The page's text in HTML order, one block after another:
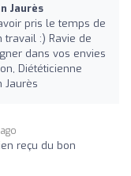
Jaurès
pris le temps de
:) Ravie de
dans vos envies
Diététicienne
Jaurès
reçu du bon